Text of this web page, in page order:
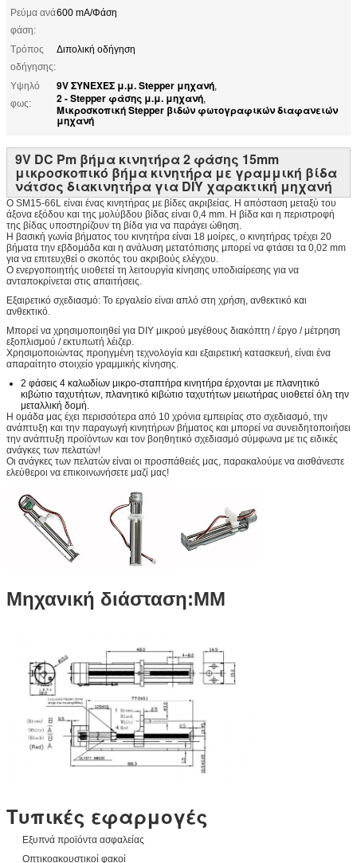
Ρεύμα ανά
φάση:
600 mA/Φάση
Τρόπος
οδήγησης:
Διπολική οδήγηση
Υψηλό
φως:
9V ΣΥΝΕΧΕΣ μ.μ. Stepper μηχανή,
2 - Stepper φάσης μ.μ. μηχανή,
Μικροσκοπική Stepper βιδών φωτογραφικών διαφανειών
μηχανή
9V DC Pm βήμα κινητήρα 2 φάσης 15mm
μικροσκοπικό βήμα κινητήρα με γραμμική βίδα
νάτσος διακινητήρα για DIY χαρακτική μηχανή
Ο SM15-66L είναι ένας κινητήρας με βίδες ακριβείας. Η απόσταση μεταξύ του
άξονα εξόδου και της μολύβδου βίδας είναι 0,4 mm. Η βίδα και η περιστροφή
της βίδας υποστηρίζουν τη βίδα για να παράγει ώθηση.
Η βασική γωνία βήματος του κινητήρα είναι 18 μοίρες, ο κινητήρας τρέχει 20
βήματα την εβδομάδα και η ανάλυση μετατόπισης μπορεί να φτάσει τα 0,02 mm
για να επιτευχθεί ο σκοπός του ακριβούς ελέγχου.
Ο ενεργοποιητής υιοθετεί τη λειτουργία κίνησης υποδιαίρεσης για να
ανταποκρίνεται στις απαιτήσεις.
Εξαιρετικό σχεδιασμό: Το εργαλείο είναι απλό στη χρήση, ανθεκτικό και
ανθεκτικό.
Μπορεί να χρησιμοποιηθεί για DIY μικρού μεγέθους διακόπτη / έργο / μέτρηση
εξοπλισμού / εκτυπωτή λέιζερ.
Χρησιμοποιώντας προηγμένη τεχνολογία και εξαιρετική κατασκευή, είναι ένα
απαραίτητο στοιχείο γραμμικής κίνησης.
2 φάσεις 4 καλωδίων μικρο-σταπτήρα κινητήρα έρχονται με πλανητικό
κιβώτιο ταχυτήτων, πλανητικό κιβώτιο ταχυτήτων μειωτήρας υιοθετεί όλη την
μεταλλική δομή.
Η ομάδα μας έχει περισσότερα από 10 χρόνια εμπειρίας στο σχεδιασμό, την
ανάπτυξη και την παραγωγή κινητήρων βήματος και μπορεί να συνειδητοποιήσει
την ανάπτυξη προϊόντων και τον βοηθητικό σχεδιασμό σύμφωνα με τις ειδικές
ανάγκες των πελατών!
Οι ανάγκες των πελατών είναι οι προσπάθειές μας, παρακαλούμε να αισθάνεστε
ελεύθεροι να επικοινωνήσετε μαζί μας!
Μηχανική διάσταση:MM
Τυπικές εφαρμογές
Εξυπνά προϊόντα ασφαλείας
Οπτικοακουστικοί φακοί